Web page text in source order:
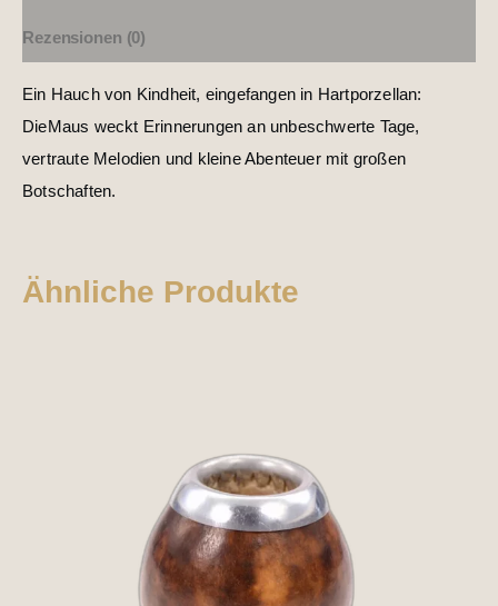
Rezensionen (0)
Ein Hauch von Kindheit, eingefangen in Hartporzellan:
DieMaus weckt Erinnerungen an unbeschwerte Tage,
vertraute Melodien und kleine Abenteuer mit großen
Botschaften.
Ähnliche Produkte